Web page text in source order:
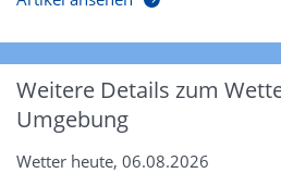
Weitere Details zum
Umgebung
Wetter heute, 06.08.2026